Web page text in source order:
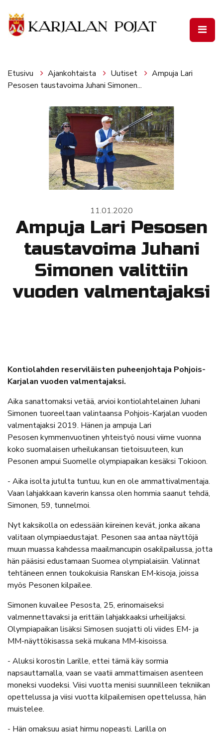
Etusivu Ajankohtaista Uutiset
Ampuja Lari
Pesosen taustavoima Juhani Simonen...
11.01.2020
Ampuja Lari Pesosen
taustavoima Juhani
Simonen valittiin
vuoden valmentajaksi
Kontiolahden reserviläisten puheenjohtaja Pohjois-
Karjalan vuoden valmentajaksi.
Aika sanattomaksi vetää, arvioi kontiolahtelainen Juhani
Simonen tuoreeltaan valintaansa Pohjois-Karjalan vuoden
valmentajaksi 2019. Hänen ja ampuja Lari
Pesosen kymmenvuotinen yhteistyö nousi viime vuonna
koko suomalaisen urheilukansan tietoisuuteen, kun
Pesonen ampui Suomelle olympiapaikan kesäksi Tokioon.
- Aika isolta jutulta tuntuu, kun en ole ammattivalmentaja.
Vaan lahjakkaan kaverin kanssa olen hommia saanut tehdä,
Simonen, 59, tunnelmoi.
Nyt kaksikolla on edessään kiireinen kevät, jonka aikana
valitaan olympiaedustajat. Pesonen saa antaa näyttöjä
muun muassa kahdessa maailmancupin osakilpailussa, jotta
hän pääsisi edustamaan Suomea olympialaisiin. Valinnat
tehtäneen ennen toukokuisia Ranskan EM-kisoja, joissa
myös Pesonen kilpailee.
Simonen kuvailee Pesosta, 25, erinomaiseksi
valmennettavaksi ja erittäin lahjakkaaksi urheilijaksi.
Olympiapaikan lisäksi Simosen suojatti oli viides EM- ja
MM-näyttökisassa sekä mukana MM-kisoissa.
- Aluksi korostin Larille, ettei tämä käy sormia
napsauttamalla, vaan se vaatii ammattimaisen asenteen
moneksi vuodeksi. Viisi vuotta menisi suunnilleen tekniikan
opettelussa ja viisi vuotta kilpailemisen opettelussa, hän
muistelee.
- Hän omaksuu asiat hirmu nopeasti. Larilla on